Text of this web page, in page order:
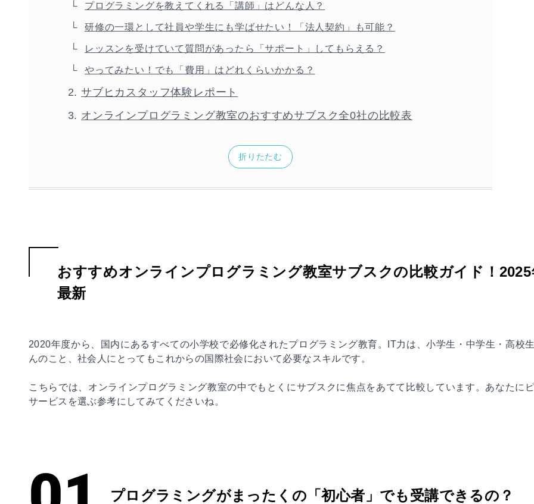
プログラミングを教えてくれる「講師」はどんな人？
研修の一環として社員や学生にも学ばせたい！「法人契約」も可能？
レッスンを受けていて質問があったら「サポート」してもらえる？
やってみたい！でも「費用」はどれくらいかかる？
サブヒカスタッフ体験レポート
オンラインプログラミング教室のおすすめサブスク全0社の比較表
折りたたむ
おすすめオンラインプログラミング教室サブスクの比較ガイド！2025
最新
2020年度から、国内にあるすべての小学校で必修化されたプログラミング教育。IT力は、小学生・中学生・高校
んのこと、社会人にとってもこれからの国際社会において必要なスキルです。
こちらでは、オンラインプログラミング教室の中でもとくにサブスクに焦点をあてて比較しています。あなたに
サービスを選ぶ参考にしてみてくださいね。
プログラミングがまったくの「初心者」でも受講できるの？